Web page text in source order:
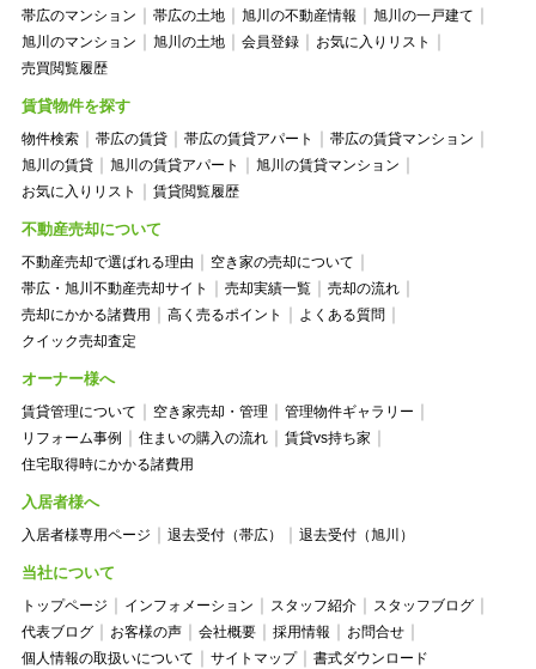
帯広のマンション
帯広の土地 旭川の不動産情報
旭川の一戸建て
旭川のマンション
旭川の土地 会員登録
お気に入りリスト
売買閲覧履歴
賃貸物件を探す
物件検索 帯広の賃貸 帯広の賃貸アパート
帯広の賃貸マンション
旭川の賃貸
旭川の賃貸アパート
旭川の賃貸マンション
お気に入りリスト
賃貸閲覧履歴
不動産売却について
不動産売却で選ばれる理由
空き家の売却について
帯広・旭川不動産売却サイト
売却実績一覧
売却の流れ
売却にかかる諸費用
高く売るポイント
よくある質問
クイック売却査定
オーナー様へ
賃貸管理について 空き家売却・管理
管理物件ギャラリー
リフォーム事例
住まいの購入の流れ
賃貸vs持ち家
住宅取得時にかかる諸費用
入居者様へ
入居者様専用ページ 退去受付（帯広） 退去受付（旭川）
当社について
トップページ インフォメーション スタッフ紹介
スタッフブログ
代表ブログ
お客様の声 会社概要 採用情報
お問合せ
個人情報の取扱いについて
サイトマップ 書式ダウンロード